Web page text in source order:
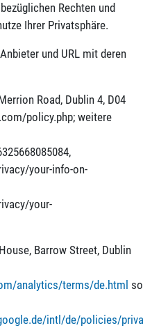
Rechten und
Ihrer Privatsphäre.
und URL mit deren
Road, Dublin 4, D04
policy.php; weitere
your-info-on-
your-
Barrow Street, Dublin
analytics/terms/de.html
intl/de/policies/